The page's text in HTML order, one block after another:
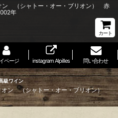
ン （シャトー・オー・ブリオン） 赤
年
カート
ページ instagram Alpilles 問い合わせ
級ワイン
オン （シャトー・オー・ブリオン）